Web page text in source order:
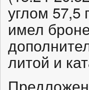
углом 57,5
имел
литой и